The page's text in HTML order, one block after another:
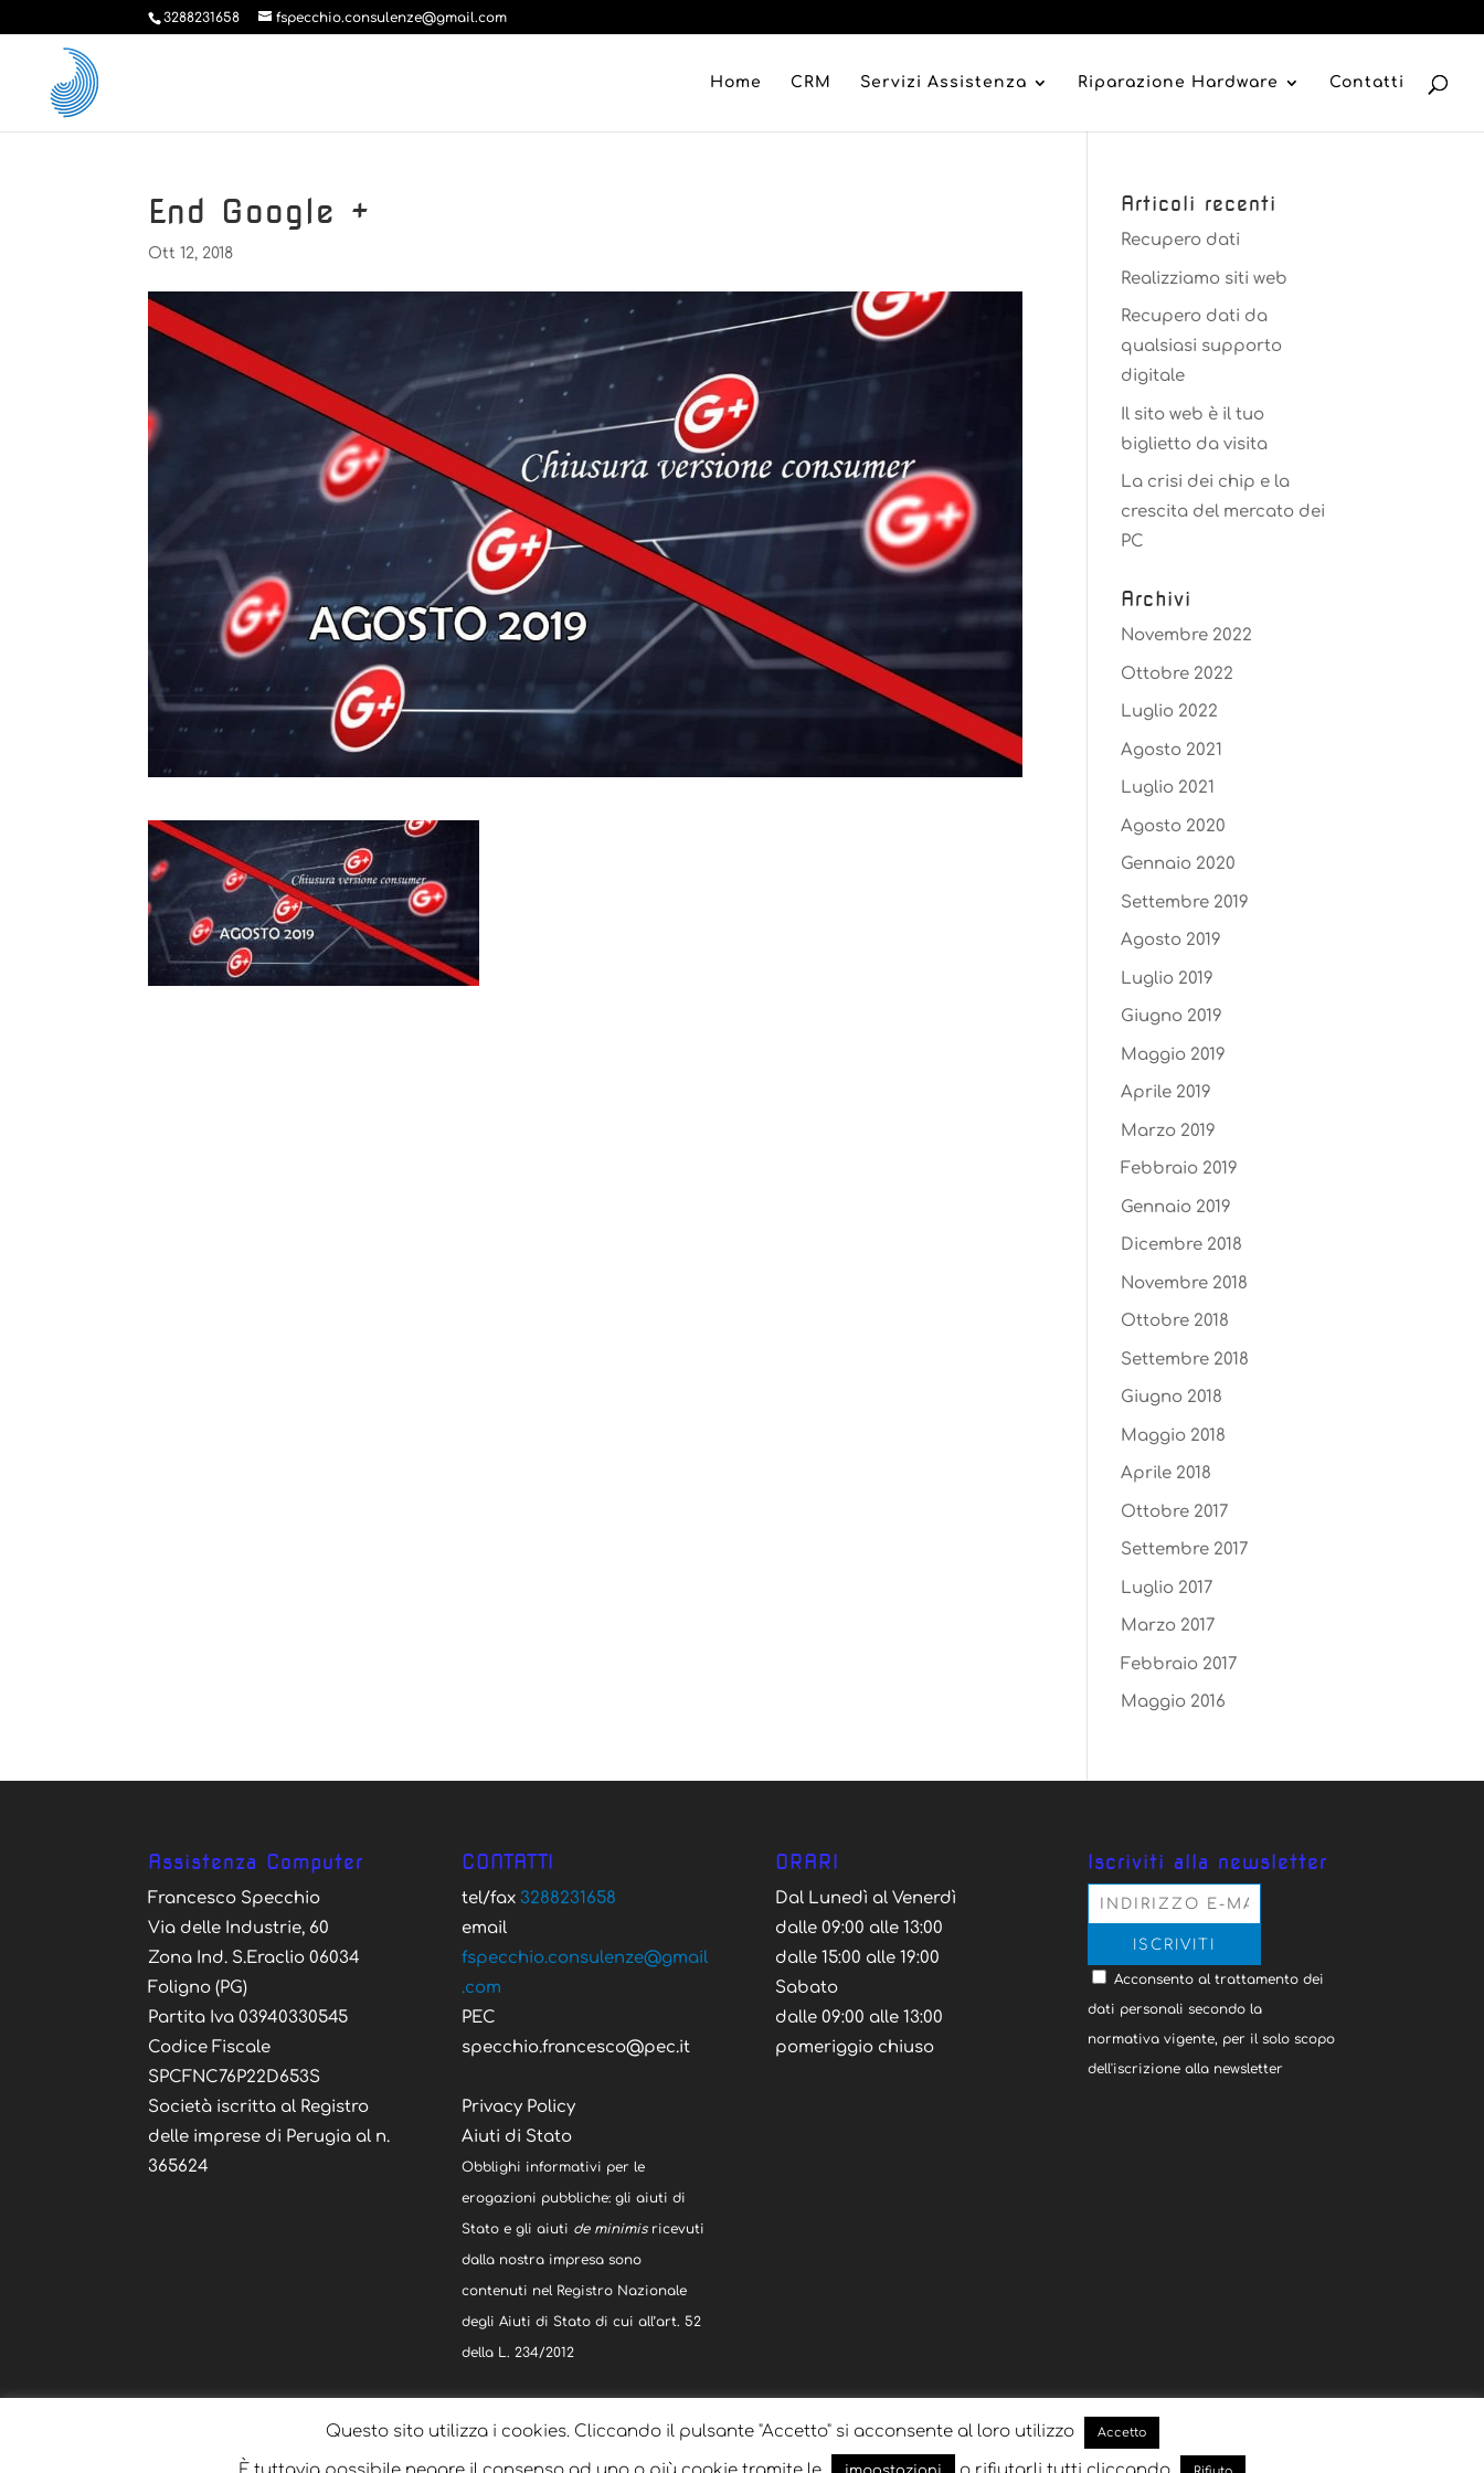
3288231658 fspecchio.consulenze@gmail.com
Home CRM Servizi Assistenza Riparazione Hardware Contatti
End Google +
Ott 12, 2018
Articoli recenti
Recupero dati
Realizziamo siti web
Recupero dati da
qualsiasi supporto
digitale
Il sito web è il tuo
biglietto da visita
La crisi dei chip e la
crescita del mercato dei
PC
Archivi
Novembre 2022
Ottobre 2022
Luglio 2022
Agosto 2021
Luglio 2021
Agosto 2020
Gennaio 2020
Settembre 2019
Agosto 2019
Luglio 2019
Giugno 2019
Maggio 2019
Aprile 2019
Marzo 2019
Febbraio 2019
Gennaio 2019
Dicembre 2018
Novembre 2018
Ottobre 2018
Settembre 2018
Giugno 2018
Maggio 2018
Aprile 2018
Ottobre 2017
Settembre 2017
Luglio 2017
Marzo 2017
Febbraio 2017
Maggio 2016
Assistenza Computer
Francesco Specchio
Via delle Industrie, 60
Zona Ind. S.Eraclio 06034
Foligno (PG)
Partita Iva 03940330545
Codice Fiscale
SPCFNC76P22D653S
Società iscritta al Registro
delle imprese di Perugia al n.
365624
CONTATTI
tel/fax 3288231658
email
fspecchio.consulenze@gmail
.com
PEC
specchio.francesco@pec.it
Privacy Policy
Aiuti di Stato
Obblighi informativi per le
erogazioni pubbliche: gli aiuti di
Stato e gli aiuti de minimisricevuti
dalla nostra impresa sono
contenuti nel Registro Nazionale
degli Aiuti di Stato di cui all’art. 52
della L. 234/2012
ORARI
Dal Lunedì al Venerdì
dalle 09:00 alle 13:00
dalle 15:00 alle 19:00
Sabato
dalle 09:00 alle 13:00
pomeriggio chiuso
Iscriviti alla newsletter
Acconsento al trattamento dei
dati personali secondo la
normativa vigente, per il solo scopo
dell'iscrizione alla newsletter
Questo sito utilizza i cookies. Cliccando il pulsante "Accetto" si acconsente al loro utilizzo Accetto